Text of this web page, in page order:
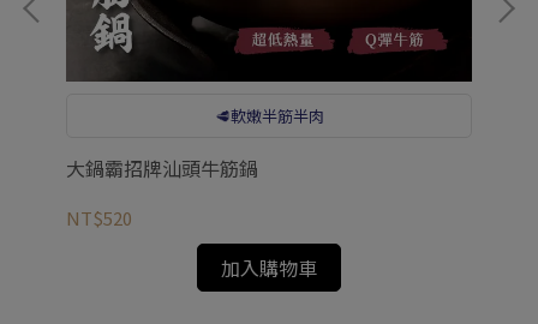
🥩軟嫩半筋半肉
大鍋霸招牌汕頭牛筋鍋
NT$520
加入購物車